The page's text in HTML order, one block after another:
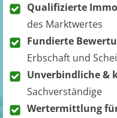
Qualifizierte
des Marktwertes
Fundierte
Erbschaft und
Unverbindliche &
Sachverständige
Wertermittlung